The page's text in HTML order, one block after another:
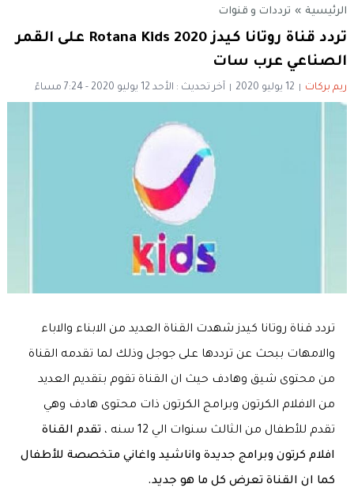
الرئيسية » ترددات و قنوات
تردد قناة روتانا كيدز Rotana Kids 2020 على القمر
الصناعي عرب سات
ريم بركات 12 يوليو 2020 آخر تحديث : الأحد 12 يوليو 2020 - 7:24 مساءً
تردد قناة روتانا كيدز شهدت القناة العديد من الابناء والاباء
والامهات ببحث عن ترددها على جوجل وذلك لما تقدمه القناة
من محتوى شيق وهادف حيث ان القناة تقوم بتقديم العديد
من الافلام الكرتون وبرامج الكرتون ذات محتوى هادف وهي
تقدم للأطفال من الثالث سنوات الي 12 سنه ،
تقدم القناة
افلام كرتون وبرامج جديدة واناشيد واغاني متخصصة للأطفال
كما ان القناة تعرض كل ما هو جديد.